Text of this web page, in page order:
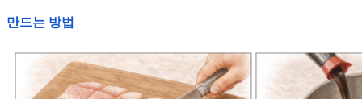
만드는 방법